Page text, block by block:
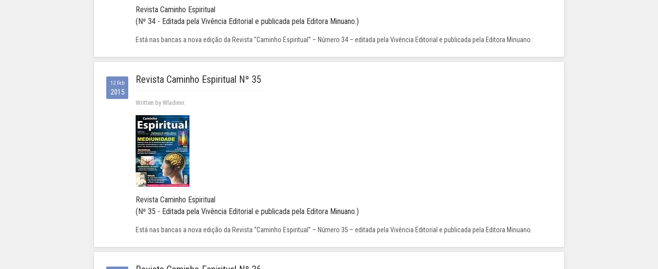
Revista Caminho Espiritual
(Nº 34 - Editada pela Vivência Editorial e publicada pela Editora Minuano.)
Está nas bancas a nova edição da Revista “Caminho Espiritual” – Número 34 – editada pela Vivência Editorial e publicada pela Editora Minuano.
12 Feb
2015
Revista Caminho Espiritual Nº 35
Written by Wladimir.
Revista Caminho Espiritual
(Nº 35 - Editada pela Vivência Editorial e publicada pela Editora Minuano.)
Está nas bancas a nova edição da Revista “Caminho Espiritual” – Número 35 – editada pela Vivência Editorial e publicada pela Editora Minuano.